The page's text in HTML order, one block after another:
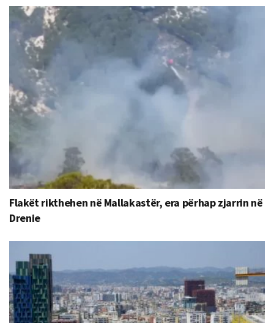
Flakët rikthehen në Mallakastër, era përhap zjarrin në
Drenie